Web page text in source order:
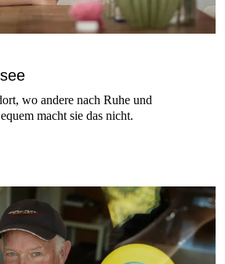
wo andere nach Ruhe und
macht sie das nicht.